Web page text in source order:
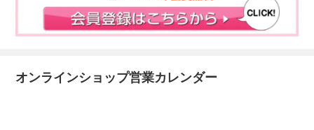
オンラインショップ営業カレンダー